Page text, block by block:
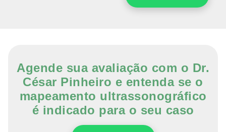
Agende sua avaliação com o Dr.
César Pinheiro e entenda se o
mapeamento ultrassonográfico
é indicado para o seu caso